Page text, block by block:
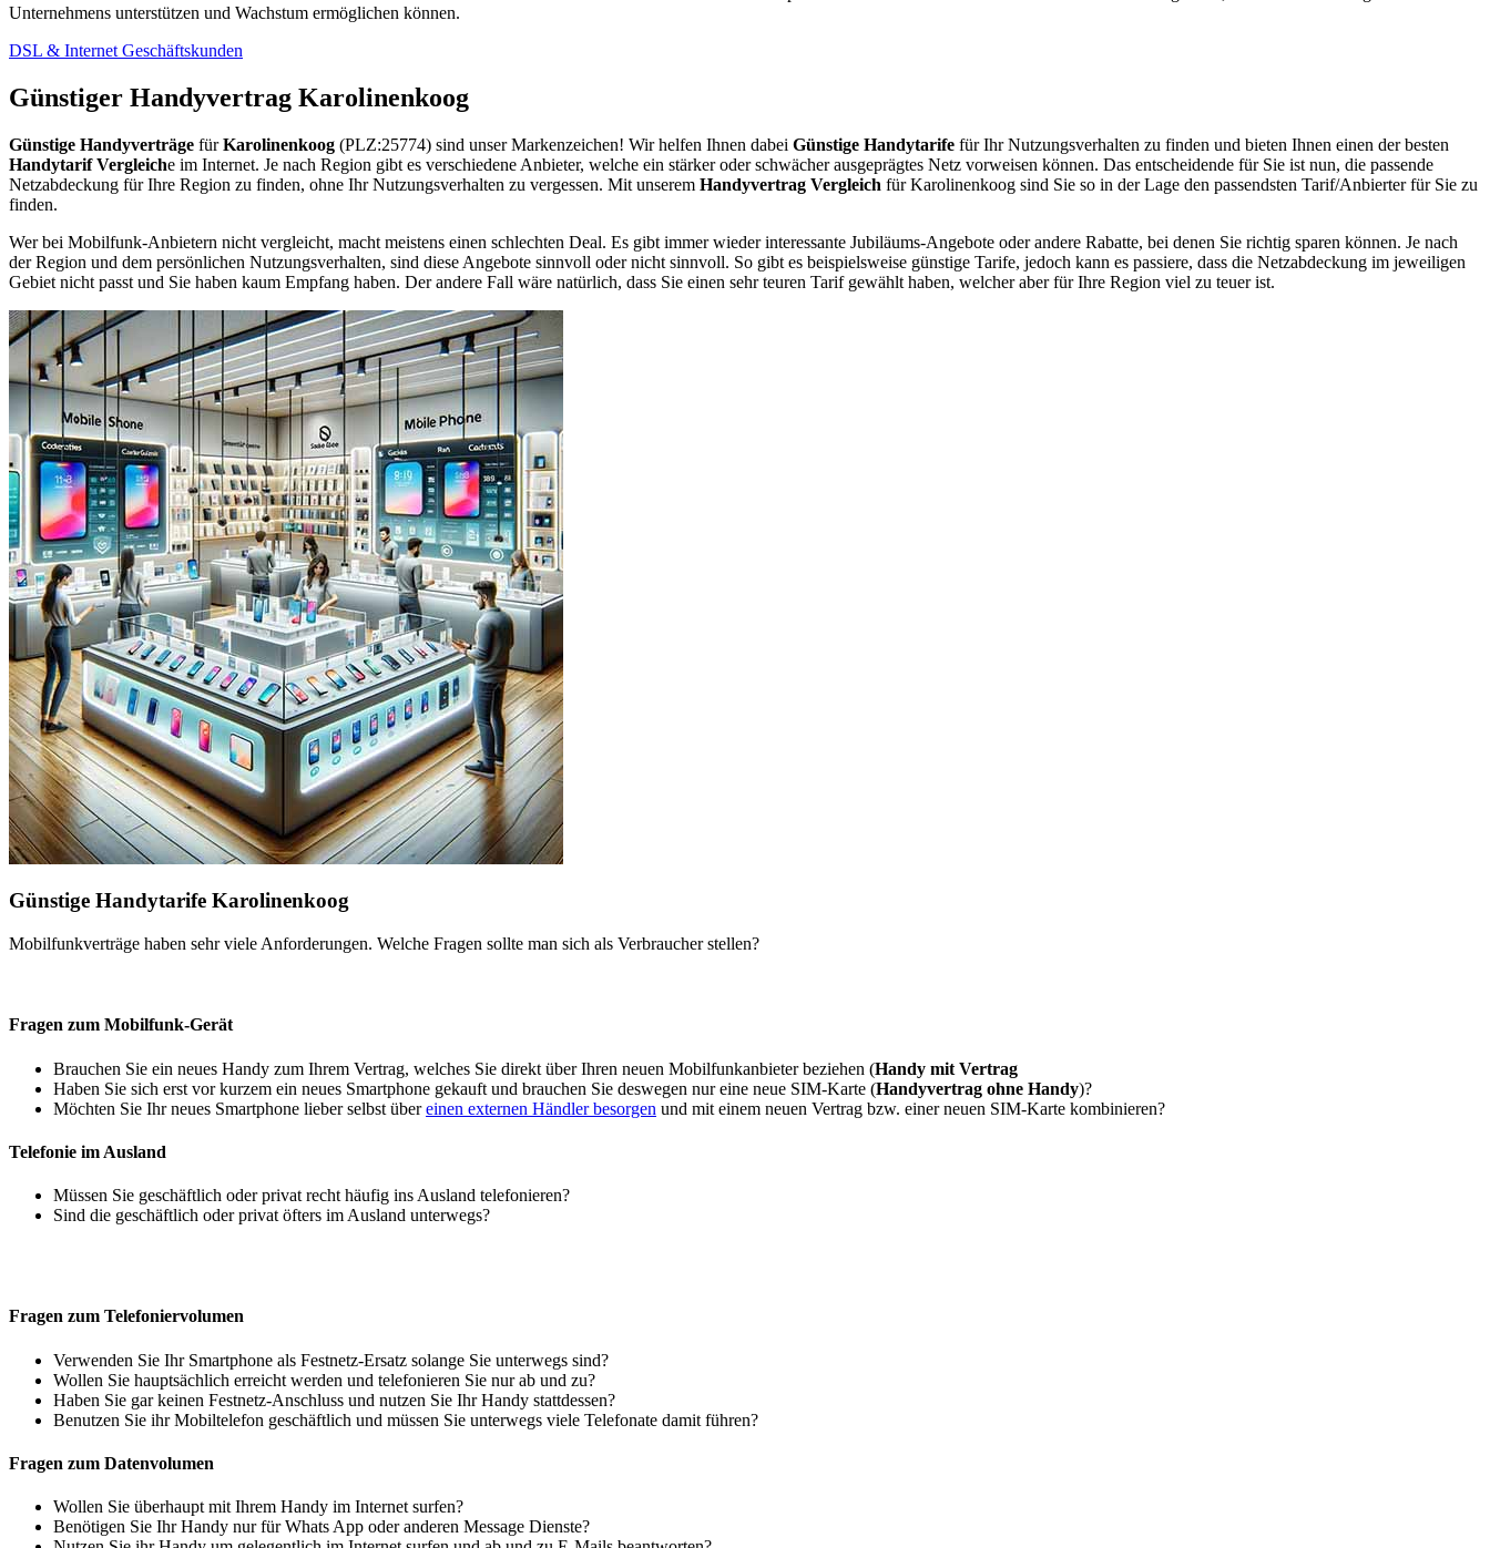
Unternehmens unterstützen und Wachstum ermöglichen können.
DSL & Internet Geschäftskunden
Günstiger Handyvertrag Karolinenkoog
Günstige Handyverträge fürKarolinenkoog (PLZ:25774) sind unser Markenzeichen! Wir helfen Ihnen dabei Günstige Handytarife für Ihr Nutzungsverhalten zu finden und bieten Ihnen einen der besten
Handytarif Vergleiche im Internet. Je nach Region gibt es verschiedene Anbieter, welche ein stärker oder schwächer ausgeprägtes Netz vorweisen können. Das entscheidende für Sie ist nun, die passende
Netzabdeckung für Ihre Region zu finden, ohne Ihr Nutzungsverhalten zu vergessen. Mit unserem Handyvertrag Vergleich für Karolinenkoog sind Sie so in der Lage den passendsten Tarif/Anbierter für Sie zu
finden.
Wer bei Mobilfunk-Anbietern nicht vergleicht, macht meistens einen schlechten Deal. Es gibt immer wieder interessante Jubiläums-Angebote oder andere Rabatte, bei denen Sie richtig sparen können. Je nach
der Region und dem persönlichen Nutzungsverhalten, sind diese Angebote sinnvoll oder nicht sinnvoll. So gibt es beispielsweise günstige Tarife, jedoch kann es passiere, dass die Netzabdeckung im jeweiligen
Gebiet nicht passt und Sie haben kaum Empfang haben. Der andere Fall wäre natürlich, dass Sie einen sehr teuren Tarif gewählt haben, welcher aber für Ihre Region viel zu teuer ist.
Günstige Handytarife Karolinenkoog
Mobilfunkverträge haben sehr viele Anforderungen. Welche Fragen sollte man sich als Verbraucher stellen?
Fragen zum Mobilfunk-Gerät
Brauchen Sie ein neues Handy zum Ihrem Vertrag, welches Sie direkt über Ihren neuen Mobilfunkanbieter beziehen (Handy mit Vertrag
Haben Sie sich erst vor kurzem ein neues Smartphone gekauft und brauchen Sie deswegen nur eine neue SIM-Karte (Handyvertrag ohne Handy)?
Möchten Sie Ihr neues Smartphone lieber selbst übereinen externen Händler besorgen und mit einem neuen Vertrag bzw. einer neuen SIM-Karte kombinieren?
Telefonie im Ausland
Müssen Sie geschäftlich oder privat recht häufig ins Ausland telefonieren?
Sind die geschäftlich oder privat öfters im Ausland unterwegs?
Fragen zum Telefoniervolumen
Verwenden Sie Ihr Smartphone als Festnetz-Ersatz solange Sie unterwegs sind?
Wollen Sie hauptsächlich erreicht werden und telefonieren Sie nur ab und zu?
Haben Sie gar keinen Festnetz-Anschluss und nutzen Sie Ihr Handy stattdessen?
Benutzen Sie ihr Mobiltelefon geschäftlich und müssen Sie unterwegs viele Telefonate damit führen?
Fragen zum Datenvolumen
Wollen Sie überhaupt mit Ihrem Handy im Internet surfen?
Benötigen Sie Ihr Handy nur für Whats App oder anderen Message Dienste?